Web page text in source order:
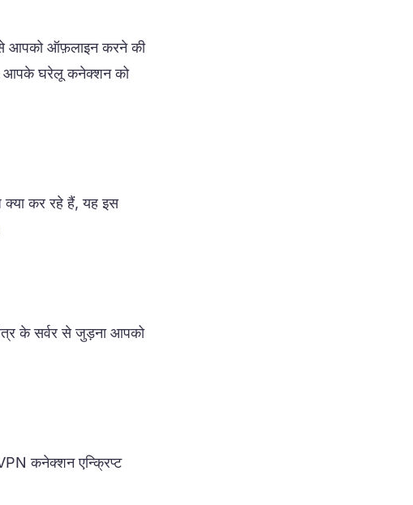
से आपको ऑफ़लाइन करने की
आपके घरेलू कनेक्शन को
कर रहे हैं, यह इस
के सर्वर से जुड़ना आपको
कनेक्शन एन्क्रिप्ट